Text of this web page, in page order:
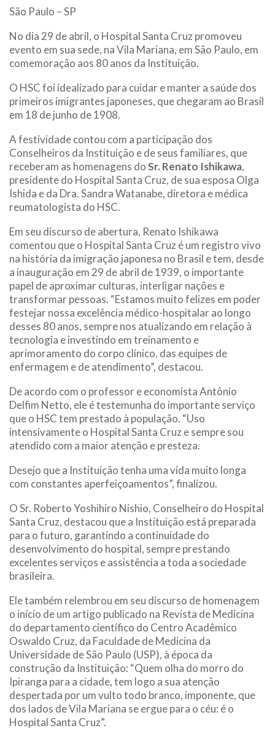
São Paulo – SP
No dia 29 de abril, o Hospital Santa Cruz promoveu
evento em sua sede, na Vila Mariana, em São Paulo, em
comemoração aos 80 anos da Instituição.
O HSC foi idealizado para cuidar e manter a saúde dos
primeiros imigrantes japoneses, que chegaram ao Brasil
em 18 de junho de 1908.
A festividade contou com a participação dos
Conselheiros da Instituição e de seus familiares, que
receberam as homenagens doSr. Renato Ishikawa,
presidente do Hospital Santa Cruz, de sua esposa Olga
Ishida e da Dra. Sandra Watanabe, diretora e médica
reumatologista do HSC.
Em seu discurso de abertura, Renato Ishikawa
comentou que o Hospital Santa Cruz é um registro vivo
na história da imigração japonesa no Brasil e tem, desde
a inauguração em 29 de abril de 1939, o importante
papel de aproximar culturas, interligar nações e
transformar pessoas. “Estamos muito felizes em poder
festejar nossa excelência médico-hospitalar ao longo
desses 80 anos, sempre nos atualizando em relação à
tecnologia e investindo em treinamento e
aprimoramento do corpo clínico, das equipes de
enfermagem e de atendimento”, destacou.
De acordo com o professor e economista Antônio
Delfim Netto, ele é testemunha do importante serviço
que o HSC tem prestado à população. “Uso
intensivamente o Hospital Santa Cruz e sempre sou
atendido com a maior atenção e presteza.
Desejo que a Instituição tenha uma vida muito longa
com constantes aperfeiçoamentos”, finalizou.
O Sr. Roberto Yoshihiro Nishio, Conselheiro do Hospital
Santa Cruz, destacou que a Instituição está preparada
para o futuro, garantindo a continuidade do
desenvolvimento do hospital, sempre prestando
excelentes serviços e assistência a toda a sociedade
brasileira.
Ele também relembrou em seu discurso de homenagem
o início de um artigo publicado na Revista de Medicina
do departamento científico do Centro Acadêmico
Oswaldo Cruz, da Faculdade de Medicina da
Universidade de São Paulo (USP), à época da
construção da Instituição: “Quem olha do morro do
Ipiranga para a cidade, tem logo a sua atenção
despertada por um vulto todo branco, imponente, que
dos lados de Vila Mariana se ergue para o céu: é o
Hospital Santa Cruz”.